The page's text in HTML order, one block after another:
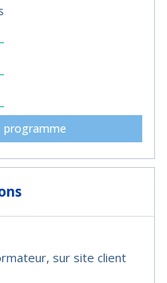
programme
sur site client